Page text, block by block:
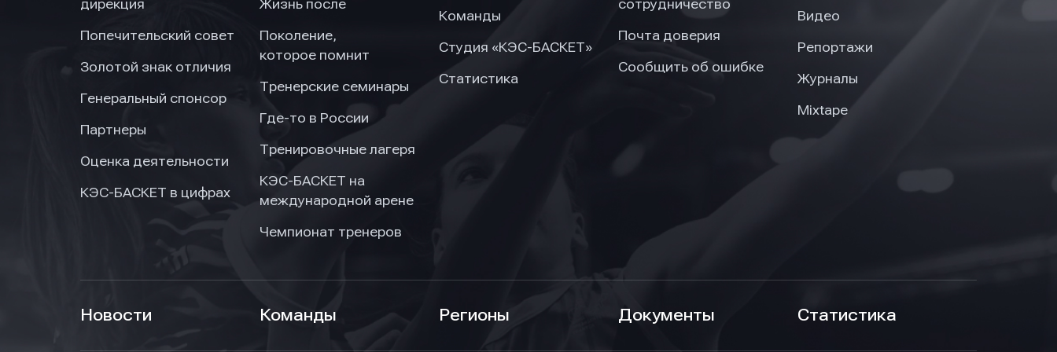
дирекция
Попечительский совет
Золотой знак отличия
Генеральный спонсор
Партнеры
Оценка деятельности
КЭС-БАСКЕТ в цифрах
Жизнь после
Поколение,
которое помнит
Тренерские семинары
Где-то в России
Тренировочные лагеря
КЭС-БАСКЕТ на
международной арене
Чемпионат тренеров
Команды
Студия «КЭС-БАСКЕТ»
Статистика
сотрудничество
Почта доверия
Сообщить об ошибке
Видео
Репортажи
Журналы
Mixtape
Новости Команды Регионы Документы Статистика